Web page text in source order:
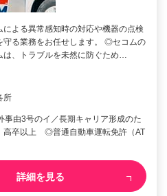
よる異常感知時の対応や機器の点検
守る業務をお任せします。 ◎セコムの
は、トラブルを未然に防ぐため…
所
事由3号のイ／長期キャリア形成のた
高卒以上 ◎普通自動車運転免許（AT
詳細を見る